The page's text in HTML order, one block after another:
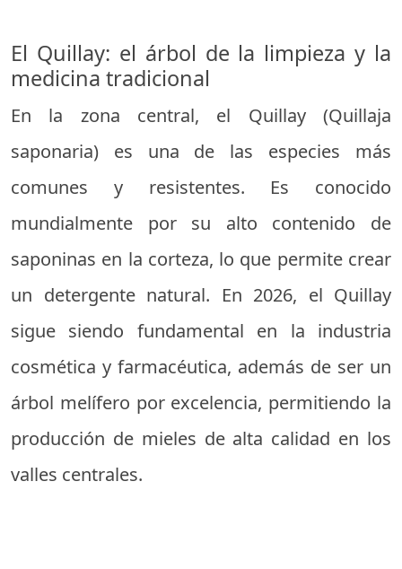
El Quillay: el árbol de la limpieza y la
medicina tradicional
En la zona central, el Quillay (Quillaja
saponaria) es una de las especies más
comunes y resistentes. Es conocido
mundialmente por su alto contenido de
saponinas en la corteza, lo que permite crear
un detergente natural. En 2026, el Quillay
sigue siendo fundamental en la industria
cosmética y farmacéutica, además de ser un
árbol melífero por excelencia, permitiendo la
producción de mieles de alta calidad en los
valles centrales.